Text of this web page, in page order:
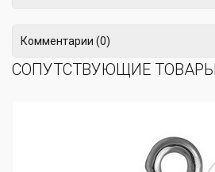
Комментарии (0)
СОПУТСТВУЮЩИЕ ТОВАРЫ